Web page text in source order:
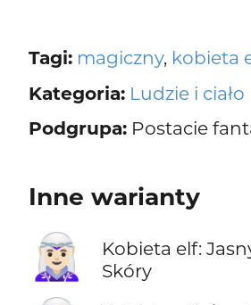
Tagi: magiczny, kobieta
Kategoria: Ludzie i ciało
Podgrupa:Postacie
Inne warianty
🧝🏻‍♀️
Kobieta elf:
Skóry